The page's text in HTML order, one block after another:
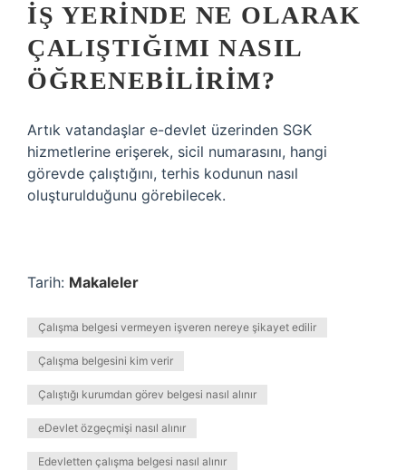
İŞ YERINDE NE OLARAK
ÇALIŞTIĞIMI NASIL
ÖĞRENEBILIRIM?
Artık vatandaşlar e-devlet üzerinden SGK
hizmetlerine erişerek, sicil numarasını, hangi
görevde çalıştığını, terhis kodunun nasıl
oluşturulduğunu görebilecek.
Tarih: Makaleler
Çalışma belgesi vermeyen işveren nereye şikayet edilir
Çalışma belgesini kim verir
Çalıştığı kurumdan görev belgesi nasıl alınır
eDevlet özgeçmişi nasıl alınır
Edevletten çalışma belgesi nasıl alınır